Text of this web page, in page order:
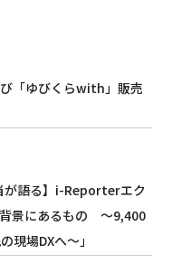
「ゆびくらwith」販売
が語る】i-Reporterエク
景にあるもの ～9,400
現場DXへ～」